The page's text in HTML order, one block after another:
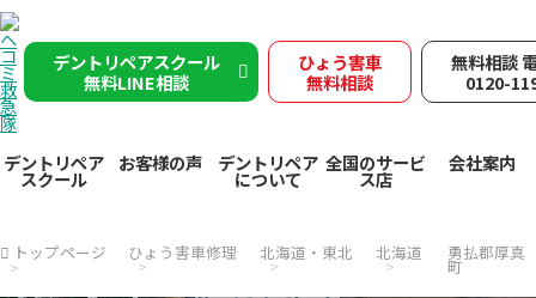
デントリペアスクール
無料LINE相談
ひょう害車
無料相談
無料相談
0120-
デントリペア
スクール
お客様の声 デントリペア
について
全国のサービ
ス店
会社案内
トップページ ひょう害車修理 北海道・東北 北海道 勇払郡厚真
町